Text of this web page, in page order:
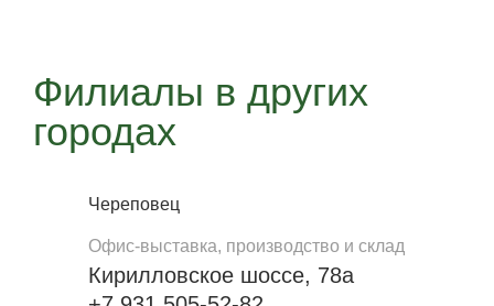
Филиалы в других
городах
Череповец
Офис-выставка, производство и склад
Кирилловское шоссе, 78а